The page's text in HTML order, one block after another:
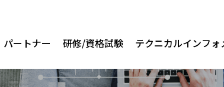
パートナー 研修/資格試験 テクニカルインフォ